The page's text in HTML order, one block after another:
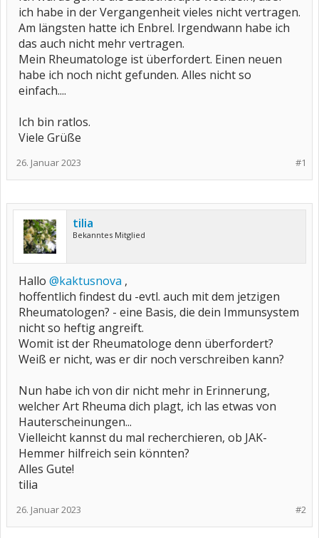
ich habe in der Vergangenheit vieles nicht vertragen.
Am längsten hatte ich Enbrel. Irgendwann habe ich
das auch nicht mehr vertragen.
Mein Rheumatologe ist überfordert. Einen neuen
habe ich noch nicht gefunden. Alles nicht so
einfach....
Ich bin ratlos.
Viele Grüße
#1
26. Januar 2023
tilia
Bekanntes Mitglied
Hallo @kaktusnova ,
hoffentlich findest du -evtl. auch mit dem jetzigen
Rheumatologen? - eine Basis, die dein Immunsystem
nicht so heftig angreift.
Womit ist der Rheumatologe denn überfordert?
Weiß er nicht, was er dir noch verschreiben kann?
Nun habe ich von dir nicht mehr in Erinnerung,
welcher Art Rheuma dich plagt, ich las etwas von
Hauterscheinungen...
Vielleicht kannst du mal recherchieren, ob JAK-
Hemmer hilfreich sein könnten?
Alles Gute!
tilia
#2
26. Januar 2023